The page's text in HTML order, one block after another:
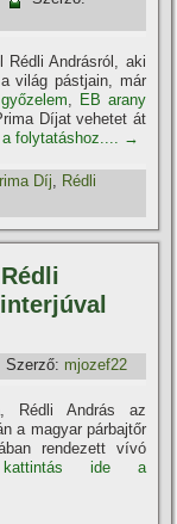
Rédli Andrásról, aki
világ pástjain, már
, EB arany
Dí­jat vehetet át
folytatáshoz.... →
Dí­j, Rédli
Szerző: mjozef22
Rédli András az
a magyar párbajtőr
rendezett ví­vó
ide a